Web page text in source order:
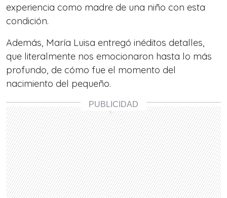
experiencia como madre de una niño con esta
condición.
Además, María Luisa entregó inéditos detalles,
que literalmente nos emocionaron hasta lo más
profundo, de cómo fue el momento del
nacimiento del pequeño.